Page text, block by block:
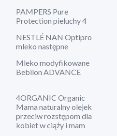
PAMPERS Pure
Protection pieluchy 4
NESTLÉ NAN Optipro
mleko następne
Mleko modyfikowane
Bebilon ADVANCE
4ORGANIC Organic
Mama naturalny olejek
przeciw rozstępom dla
kobiet w ciąży i mam